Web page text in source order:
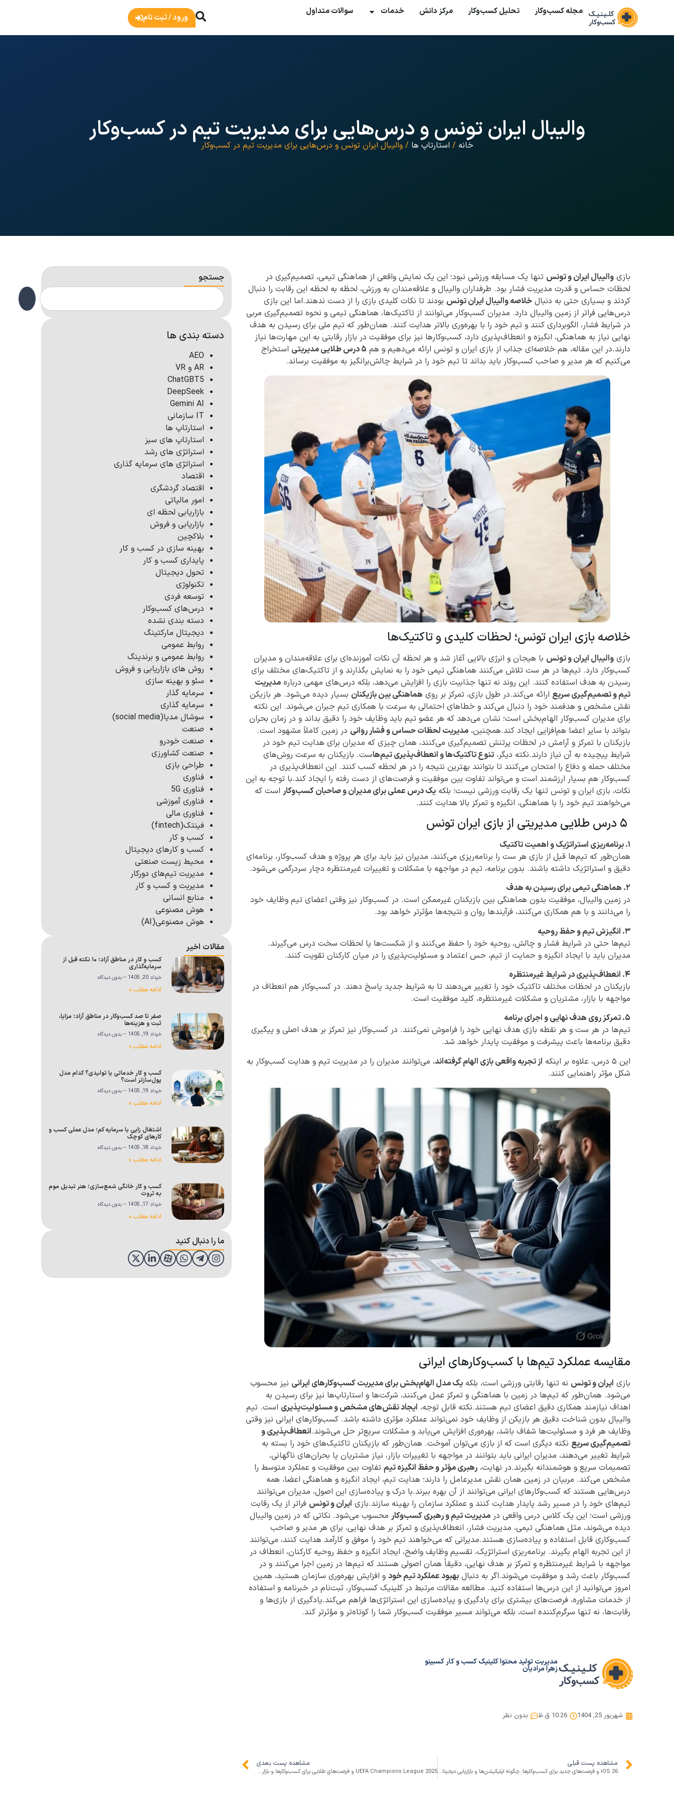
مجله کسب‌وکار تحلیل کسب‌و‌کار مرکز دانش خدمات سوالات متداول
ورود / ثبت نام
والیبال ایران تونس و درس‌هایی برای مدیریت تیم در کسب‌وکار
خانه / استارتاپ ها / والیبال ایران تونس و درس‌هایی برای مدیریت تیم در کسب‌وکار
بازی والیبال ایران و تونس تنها یک مسابقه ورزشی نبود؛ این یک نمایش واقعی از هماهنگی تیمی، تصمیم‌گیری در
لحظات حساس و قدرت مدیریت فشار بود. طرفداران والیبال و علاقه‌مندان به ورزش، لحظه به لحظه این رقابت را دنبال
کردند و بسیاری حتی به دنبال خلاصه والیبال ایران تونس بودند تا نکات کلیدی بازی را از دست ندهند.اما این بازی
درس‌هایی فراتر از زمین والیبال دارد. مدیران کسب‌وکار می‌توانند از تاکتیک‌ها، هماهنگی تیمی و نحوه تصمیم‌گیری مربی
در شرایط فشار، الگوبرداری کنند و تیم خود را با بهره‌وری بالاتر هدایت کنند. همان‌طور که تیم ملی برای رسیدن به هدف
نهایی نیاز به هماهنگی، انگیزه و انعطاف‌پذیری دارد، کسب‌وکارها نیز برای موفقیت در بازار رقابتی به این مهارت‌ها نیاز
دارند.در این مقاله، هم خلاصه‌ای جذاب از بازی ایران و تونس ارائه می‌دهیم و هم ۵ درس طلایی مدیریتی
استخراج
می‌کنیم که هر مدیر و صاحب کسب‌وکار باید بداند تا تیم خود را در شرایط چالش‌برانگیز به موفقیت برساند.
خلاصه بازی ایران تونس؛ لحظات کلیدی و تاکتیک‌ها
بازی والیبال ایران و تونس با هیجان و انرژی بالایی آغاز شد و هر لحظه آن نکات آموزنده‌ای برای علاقه‌مندان و مدیران
کسب‌وکار دارد. تیم‌ها در هر ست تلاش می‌کنند هماهنگی تیمی خود را به نمایش بگذارند و از تاکتیک‌های مختلف برای
رسیدن به هدف استفاده کنند. این روند نه تنها جذابیت بازی را افزایش می‌دهد، بلکه درس‌های مهمی درباره مدیریت
تیم و تصمیم‌گیری سریع ارائه می‌کند.در طول بازی، تمرکز بر روی هماهنگی بین بازیکنان بسیار دیده می‌شود. هر بازیکن
نقش مشخص و هدفمند خود را دنبال می‌کند و خطاهای احتمالی به سرعت با همکاری تیم جبران می‌شوند. این نکته
برای مدیران کسب‌وکار الهام‌بخش است؛ نشان می‌دهد که هر عضو تیم باید وظایف خود را دقیق بداند و در زمان بحران
بتواند با سایر اعضا هم‌افزایی ایجاد کند.همچنین، مدیریت لحظات حساس و فشار روانی در زمین کاملاً مشهود است.
بازیکنان با تمرکز و آرامش در لحظات پرتنش تصمیم‌گیری می‌کنند، همان چیزی که مدیران برای هدایت تیم خود در
شرایط پیچیده به آن نیاز دارند.نکته دیگر، تنوع تاکتیک‌ها و انعطاف‌پذیری تیم‌هاست. بازیکنان به سرعت روش‌های
مختلف حمله و دفاع را امتحان می‌کنند تا بتوانند بهترین نتیجه را در هر لحظه کسب کنند. این انعطاف‌پذیری در
کسب‌وکار هم بسیار ارزشمند است و می‌تواند تفاوت بین موفقیت و فرصت‌های از دست رفته را ایجاد کند.با توجه به این
نکات، بازی ایران و تونس تنها یک رقابت ورزشی نیست؛ بلکه یک درس عملی برای مدیران و صاحبان کسب‌وکار است که
می‌خواهند تیم خود را با هماهنگی، انگیزه و تمرکز بالا هدایت کنند.
۱. برنامه‌ریزی استراتژیک و اهمیت تاکتیک
همان‌طور که تیم‌ها قبل از بازی هر ست را برنامه‌ریزی می‌کنند، مدیران نیز باید برای هر پروژه و هدف کسب‌وکار، برنامه‌ای
دقیق و استراتژیک داشته باشند. بدون برنامه، تیم در مواجهه با مشکلات و تغییرات غیرمنتظره دچار سردرگمی می‌شود.
۲. هماهنگی تیمی برای رسیدن به هدف
در زمین والیبال، موفقیت بدون هماهنگی بین بازیکنان غیرممکن است. در کسب‌وکار نیز وقتی اعضای تیم وظایف خود
را می‌دانند و با هم همکاری می‌کنند، فرآیندها روان و نتیجه‌ها مؤثرتر خواهد بود.
۳. انگیزش تیم و حفظ روحیه
تیم‌ها حتی در شرایط فشار و چالش، روحیه خود را حفظ می‌کنند و از شکست‌ها یا لحظات سخت درس می‌گیرند.
مدیران باید با ایجاد انگیزه و حمایت از تیم، حس اعتماد و مسئولیت‌پذیری را در میان کارکنان تقویت کنند.
۴. انعطاف‌پذیری در شرایط غیرمنتظره
بازیکنان در لحظات مختلف تاکتیک خود را تغییر می‌دهند تا به شرایط جدید پاسخ دهند. در کسب‌وکار هم انعطاف در
مواجهه با بازار، مشتریان و مشکلات غیرمنتظره، کلید موفقیت است.
۵. تمرکز روی هدف نهایی و اجرای برنامه
تیم‌ها در هر ست و هر نقطه بازی هدف نهایی خود را فراموش نمی‌کنند. در کسب‌وکار نیز تمرکز بر هدف اصلی و پیگیری
دقیق برنامه‌ها باعث پیشرفت و موفقیت پایدار خواهد شد.
این ۵ درس، علاوه بر اینکه
از تجربه واقعی بازی الهام گرفته‌اند، می‌توانند مدیران را در مدیریت تیم و هدایت کسب‌وکار به
شکل مؤثر راهنمایی کنند.
مقایسه عملکرد تیم‌ها با کسب‌وکارهای ایرانی
بازی ایران و تونس نه تنها رقابتی ورزشی است، بلکه یک مدل الهام‌بخش برای مدیریت کسب‌وکارهای ایرانی نیز محسوب
می‌شود. همان‌طور که تیم‌ها در زمین با هماهنگی و تمرکز عمل می‌کنند، شرکت‌ها و استارتاپ‌ها نیز برای رسیدن به
اهداف نیازمند همکاری دقیق اعضای تیم هستند.نکته قابل توجه، ایجاد نقش‌های مشخص و مسئولیت‌پذیری است. تیم
والیبال بدون شناخت دقیق هر بازیکن از وظایف خود نمی‌تواند عملکرد مؤثری داشته باشد. کسب‌وکارهای ایرانی نیز وقتی
وظایف هر فرد و مسئولیت‌ها شفاف باشد، بهره‌وری افزایش می‌یابد و مشکلات سریع‌تر حل می‌شوند.انعطاف‌پذیری و
تصمیم‌گیری سریع نکته دیگری است که از بازی می‌توان آموخت. همان‌طور که بازیکنان تاکتیک‌های خود را بسته به
شرایط تغییر می‌دهند، مدیران ایرانی باید بتوانند در مواجهه با تغییرات بازار، نیاز مشتریان یا بحران‌های ناگهانی،
تصمیمات سریع و هوشمندانه بگیرند.در نهایت، رهبری مؤثر و حفظ انگیزه تیم تفاوت بین موفقیت و عملکرد متوسط را
مشخص می‌کند. مربیان در زمین همان نقش مدیرعامل را دارند؛ هدایت تیم، ایجاد انگیزه و هماهنگی اعضا، همه
درس‌هایی هستند که کسب‌وکارهای ایرانی می‌توانند از آن بهره ببرند.با درک و پیاده‌سازی این اصول، مدیران می‌توانند
تیم‌های خود را در مسیر رشد پایدار هدایت کنند و عملکرد سازمان را بهینه سازند.بازی ایران و تونس فراتر از یک رقابت
ورزشی است؛ این یک کلاس درس واقعی در مدیریت تیم و رهبری کسب‌وکار محسوب می‌شود. نکاتی که در زمین والیبال
دیده می‌شوند، مثل هماهنگی تیمی، مدیریت فشار، انعطاف‌پذیری و تمرکز بر هدف نهایی، برای هر مدیر و صاحب
کسب‌وکاری قابل استفاده و پیاده‌سازی هستند.مدیرانی که می‌خواهند تیم خود را موفق و کارآمد هدایت کنند، می‌توانند
از این تجربه الهام بگیرند. برنامه‌ریزی استراتژیک، تقسیم وظایف واضح، ایجاد انگیزه و حفظ روحیه کارکنان، انعطاف در
مواجهه با شرایط غیرمنتظره و تمرکز بر هدف نهایی، دقیقاً همان اصولی هستند که تیم‌ها در زمین اجرا می‌کنند و در
کسب‌وکار باعث رشد و موفقیت می‌شوند.اگر به دنبال بهبود عملکرد تیم خود و افزایش بهره‌وری سازمان هستید، همین
امروز می‌توانید از این درس‌ها استفاده کنید. مطالعه مقالات مرتبط در کلینیک کسب‌وکار، ثبت‌نام در خبرنامه و استفاده
از خدمات مشاوره، فرصت‌های بیشتری برای یادگیری و پیاده‌سازی این استراتژی‌ها فراهم می‌کند.یادگیری از بازی‌ها و
رقابت‌ها، نه تنها سرگرم‌کننده است، بلکه می‌تواند مسیر موفقیت کسب‌وکار شما را کوتاه‌تر و مؤثرتر کند.
مدیریت تولید محتوا کلینیک کسب و کار کسبینو
زهرا مرادیان
شهریور 25, 1404 10:26 ق.ظ بدون نظر
مشاهده پست قبلی
iOS 26 و فرصت‌های جدید برای کسب‌وکارها: چگونه اپلیکیشن‌ها و بازاریابی دیجیتال با آپدیت جدید بهره‌وری را افزایش می‌دهند
مشاهده پست بعدی
UEFA Champions League 2025 و فرصت‌های طلایی برای کسب‌وکارها و بازاریابی دیجیتال
جستجو
دسته بندی ها
AEO
AR و VR
ChatGBT5
DeepSeek
Gemini AI
IT سازمانی
استارتاپ ها
استارتاپ های سبز
استراتژی های رشد
استراتژی های سرمایه گذاری
اقتصاد
اقتصاد گردشگری
امور مالیاتی
بازاریابی لحظه ای
بازاریابی و فروش
بلاکچین
بهینه سازی در کسب و کار
پایداری کسب و کار
تحول دیجیتال
تکنولوژی
توسعه فردی
درس‌های کسب‌وکار
دسته بندی نشده
دیجیتال مارکتینگ
روابط عمومی
روابط عمومی و برندینگ
روش های بازاریابی و فروش
سئو و بهینه سازی
سرمایه گذار
سرمایه گذاری
سوشال مدیا(social media)
صنعت
صنعت خودرو
صنعت کشاورزی
طراحی بازی
فناوری
فناوری 5G
فناوری آموزشی
فناوری مالی
فینتک(fintech)
کسب و کار
کسب و کارهای دیجیتال
محیط زیست صنعتی
مدیریت تیم‌های دورکار
مدیریت و کسب و کار
منابع انسانی
هوش مصنوعی
هوش مصنوعی(AI)
مقالات اخیر
کسب و کار در مناطق آزاد؛ ۱۰ نکته قبل از
سرمایه‌گذاری
خرداد 20, 1405 بدون دیدگاه
ادامه مطلب »
صفر تا صد کسب‌وکار در مناطق آزاد؛ مزایا،
ثبت و هزینه‌ها
خرداد 19, 1405 بدون دیدگاه
ادامه مطلب »
کسب و کار خدماتی یا تولیدی؟ کدام مدل
پول‌سازتر است؟
خرداد 19, 1405 بدون دیدگاه
ادامه مطلب »
اشتغال زایی با سرمایه کم؛ مدل عملی کسب و
کارهای کوچک
خرداد 18, 1405 بدون دیدگاه
ادامه مطلب »
کسب و کار خانگی شمع‌سازی؛ هنر تبدیل موم
به ثروت
خرداد 17, 1405 بدون دیدگاه
ادامه مطلب »
ما را دنبال کنید